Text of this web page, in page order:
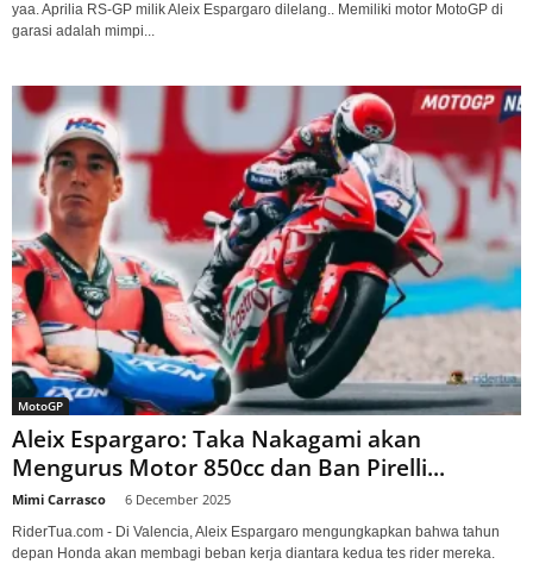
yaa. Aprilia RS-GP milik Aleix Espargaro dilelang.. Memiliki motor MotoGP di
garasi adalah mimpi...
MotoGP
Aleix Espargaro: Taka Nakagami akan
Mengurus Motor 850cc dan Ban Pirelli...
Mimi Carrasco 6 December 2025
RiderTua.com - Di Valencia, Aleix Espargaro mengungkapkan bahwa tahun
depan Honda akan membagi beban kerja diantara kedua tes rider mereka.